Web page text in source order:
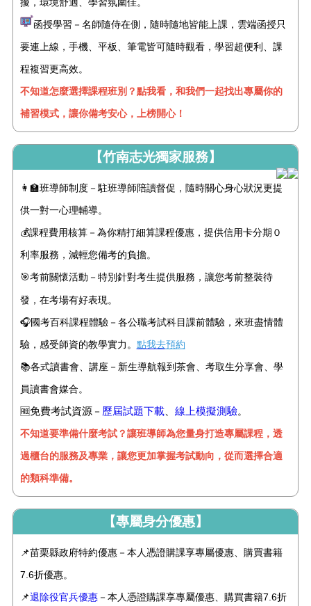
函授學習－名師隨侍在側，隨時隨地皆能上課，雲端函授只
要連上線，手機、平板、筆電皆可隨時觀看，學習超便利、課
程複習更高效。
不知道怎麼選擇課程班別？點我看，和我們一起找出專屬你的
補習模式，讓你備考安心，上榜開心！
【竹南志光獨家服務】
👩‍🏫班導師制度－駐班導師陪讀督促，隨時關心身心狀況更提
供一對一心理輔導。
💰課程費用核算－為你精打細算課程優惠，提供信用卡分期０
利率服務，減輕您備考的負擔。
🎯考前關懷活動－特別針對考生提供服務 ，讓您考前整裝待
發，在考場有好表現。
🎧國考百科課程體驗－各公職考試科目課前體驗，來班盡情體
驗，感受師資的教學實力。 點我去預約
📚各式讀書會、講座－新生導航報到茶會、考取生分享會、學
員讀書會媒合。
🆓免費考試資源 － 歷屆試題下載、 線上模擬測驗。
不知道要準備什麼考試？讓班導師為您量身打造專屬課程，透
過櫃台的服務及專業，讓您更加掌握考試動向，從而選擇合適
的類科準備。
【專屬身分優惠】
📌苗栗縣政府特約優惠－本人憑證購課享專屬優惠、購買書籍
7.6折優惠。
📌退除役官兵優惠－本人憑證購課享專屬優惠、購買書籍7.6折